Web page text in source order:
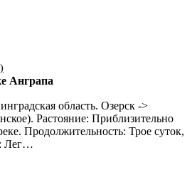
Анграпа
область. Озерск ->
Растояние: Приблизительно
Продолжительность: Трое суток,
Лег…